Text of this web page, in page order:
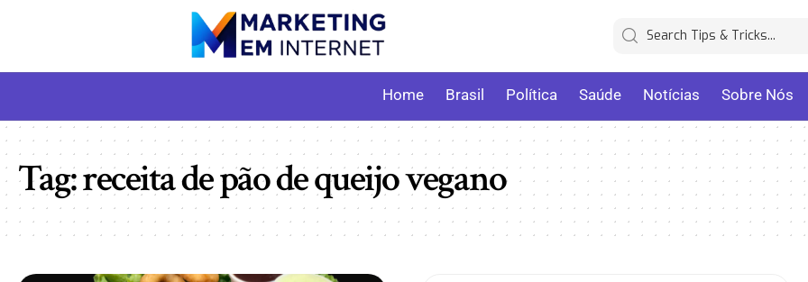
Home Brasil Política Saúde Notícias Sobre Nós
Tag:receita de pão de queijo vegano